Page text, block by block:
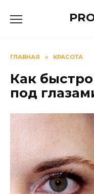
ГЛАВНАЯ » КРАСОТА
Как
под